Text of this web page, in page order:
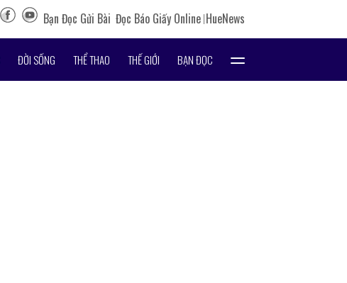
Bạn Đọc Gửi Bài Đọc Báo Giấy Online HueNews
ĐỜI SỐNG THỂ THAO THẾ GIỚI BẠN ĐỌC